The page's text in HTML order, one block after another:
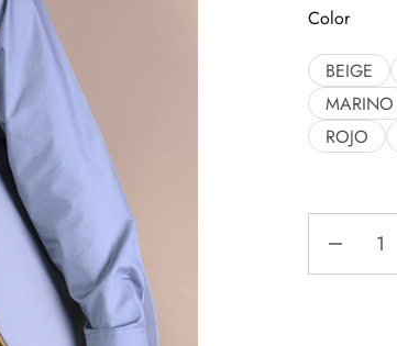
Color
BEIGE
MARINO
ROJO